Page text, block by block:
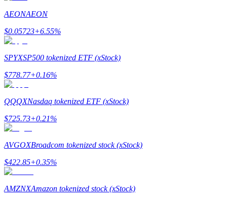
Aprenda cómo mantenerse rentable
AEONAEON
$0.05723+6.55%
SPYXSP500 tokenized ETF (xStock)
$778.77+0.16%
QQQXNasdaq tokenized ETF (xStock)
$725.73+0.21%
AVGOXBroadcom tokenized stock (xStock)
$422.85+0.35%
AMZNXAmazon tokenized stock (xStock)